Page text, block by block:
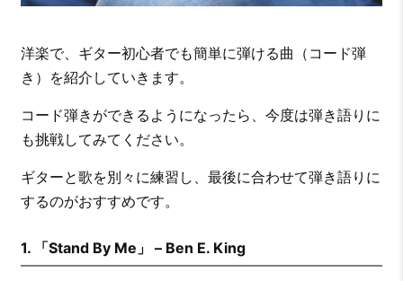
洋楽で、ギター初心者でも簡単に弾ける曲（コード弾
き）を紹介していきます。
コード弾きができるようになったら、今度は弾き語りに
も挑戦してみてください。
ギターと歌を別々に練習し、最後に合わせて弾き語りに
するのがおすすめです。
1. 「Stand By Me」 – Ben E. King